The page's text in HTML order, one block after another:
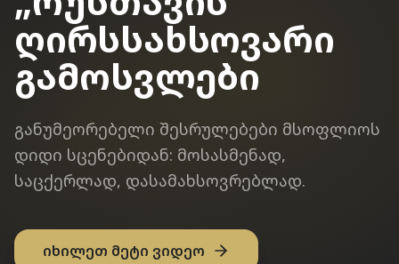
ღირსსახსოვარი
გამოსვლები
განუმეორებელი შესრულებები მსოფლიოს
დიდი სცენებიდან: მოსასმენად,
საცქერლად, დასამახსოვრებლად.
იხილეთ მეტი ვიდეო